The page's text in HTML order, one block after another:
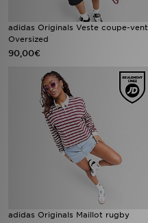
adidas Originals Veste coupe-vent
Oversized
90,00€
adidas Originals Maillot rugby
Télécharge l'Appli